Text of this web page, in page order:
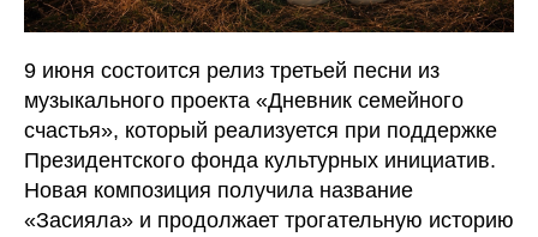
9 июня состоится релиз третьей песни из
музыкального проекта «Дневник семейного
счастья», который реализуется при поддержке
Президентского фонда культурных инициатив.
Новая композиция получила название
«Засияла» и продолжает трогательную историю